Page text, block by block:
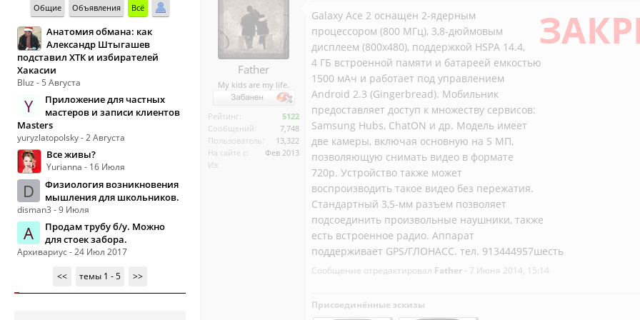
Общие Объявления Всё
Анатомия обмана: как
Александр Штыгашев
подставил ХТК и избирателей
Хакасии
Bluz - 5 Августа
Y
Приложение для частных
мастеров и записи клиентов
Masters
yuryzlatopolsky - 2 Августа
Все живы?
Yurianna - 16 Июля
D
Физиология возникновения
мышления для школьников.
disman3 - 9 Июля
А
Продам трубу б/у. Можно
для стоек забора.
Архивариус - 24 Июл 2017
<<
темы 1 - 5 >>
Father
My kids are my life.
Рейтинг:
5122
Сообщений:
7,748
Пользователь:
13,322
На сайте с:
Фев 2013
Из:
Galaxy Ace 2 оснащен 2-ядерным
процессором (800 МГц), 3,8-дюймовым
дисплеем (800x480), поддержкой HSPA 14.4,
4 ГБ встроенной памяти и батареей емкостью
1500 мАч и работает под управлением
Android 2.3 (Gingerbread). Мобильник
предоставляет доступ к множеству сервисов:
Samsung Hubs, ChatON и др. Модель имеет
две камеры, включая основную на 5 МП,
позволяющую снимать видео в формате
720p. Устройство также может
воспроизводить такое видео без пережатия.
Стандартный 3,5-мм разъем позволяет
подсоединить произвольные наушники, также
есть встроенное радио. Аппарат
поддерживает GPS/ГЛОНАСС. тел. 913444957шесть
Сообщение отредактировал Father - 7 Июня 2014, 15:14
Присоединённые эскизы